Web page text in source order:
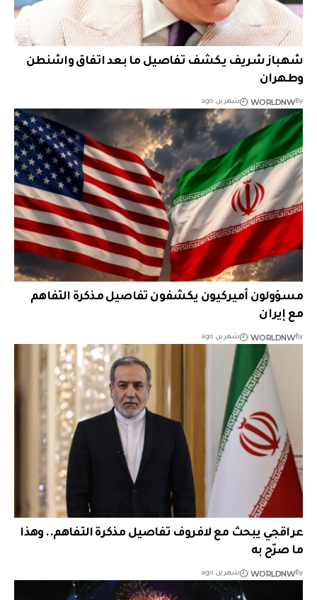
شهباز شريف يكشف تفاصيل ما بعد اتفاق واشنطن
وطهران
By
WORLDNW شهرين ago
مسؤولون أميركيون يكشفون تفاصيل مذكرة التفاهم
مع إيران
By
WORLDNW شهرين ago
عراقجي يبحث مع لافروف تفاصيل مذكرة التفاهم.. وهذا
ما صرّح به
By
WORLDNW شهرين ago